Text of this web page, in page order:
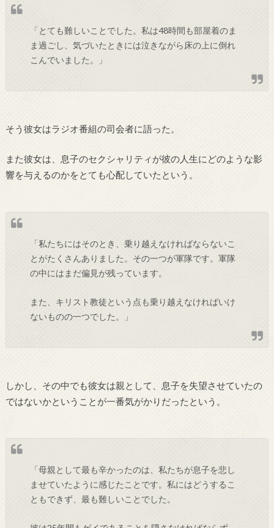
「とても難しいことでした。私は48時間も部屋着のま
ま過ごし、気づいたときには泣きながら床の上に倒れ
こんでいました。」
そう彼女はラジオ番組の司会者に語った。
また彼女は、息子のセクシャリティが彼の人生にどのような影
響を与えるのかをとても心配していたという。
「私たちにはそのとき、乗り越えなければならないこ
とがたくさんありました。その一つが軍隊です。軍隊
の中にはまだ偏見が残っています。
また、キリスト教徒という点も乗り越えなければいけ
ないものの一つでした。」
しかし、その中でも彼女は親として、息子を失望させていたの
ではないかということが一番気がかりだったという。
「母親として最も辛かったのは、私たちが息子を悲し
ませていたように感じたことです。私にはどうするこ
ともできず、最も難しいことでした。